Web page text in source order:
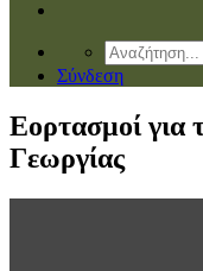
Σύνδεση
Εορτασμοί για
Γεωργίας